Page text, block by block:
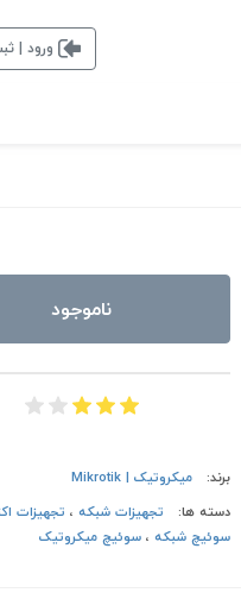
ورود |
ناموجود
برند:
میکروتیک | Mikrotik
دسته ها:
تجهیزات شبکه، تجهیزات
سوئیچ شبکه، سوئیچ میکروتیک